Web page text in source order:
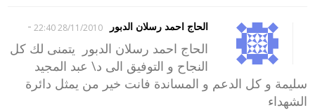
الحاج احمد رسلان الدبور 28/11/2010 22:40
-
الحاج احمد رسلان الدبور يتمنى لك كل
النجاح و التوفيق الى د\ عبد المجيد
سليمة و كل الدعم و المساندة فانت خير من يمثل دائرة
الشهداء